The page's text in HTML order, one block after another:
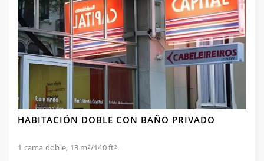
HABITACIÓN DOBLE CON BAÑO PRIVADO
1 cama doble, 13 m²/140 ft².